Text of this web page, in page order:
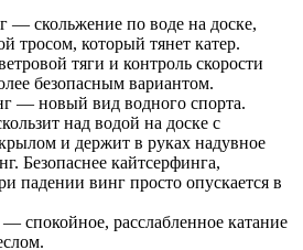
— скольжение по воде на доске,
тросом, который тянет катер.
тяги и контроль скорости
безопасным вариантом.
— новый вид водного спорта.
над водой на доске с
и держит в руках надувное
Безопаснее кайтсерфинга,
падении винг просто опускается в
спокойное, расслабленное катание